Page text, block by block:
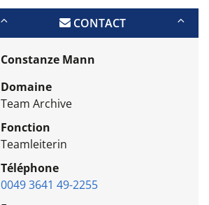
CONTACT
Constanze Mann
Domaine
Team Archive
Fonction
Teamleiterin
Téléphone
0049 3641 49-2255